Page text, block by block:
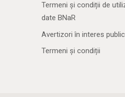
Termeni și condiții de
date BNaR
Avertizori în interes public
Termeni și condiții